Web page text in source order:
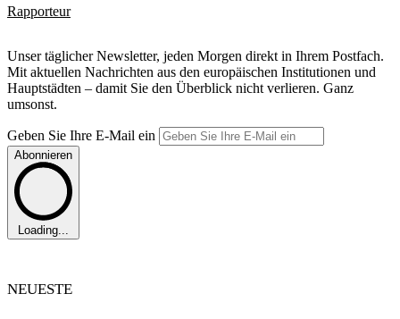
Rapporteur
Unser täglicher Newsletter, jeden Morgen direkt in Ihrem Postfach.
Mit aktuellen Nachrichten aus den europäischen Institutionen und
Hauptstädten – damit Sie den Überblick nicht verlieren. Ganz
umsonst.
Geben Sie Ihre E-Mail ein
Abonnieren
Loading...
NEUESTE